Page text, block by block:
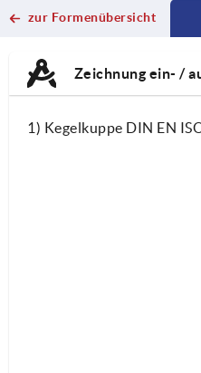
zur Formenübersicht
Zeichnung ein- /
1) Kegelkuppe DIN EN